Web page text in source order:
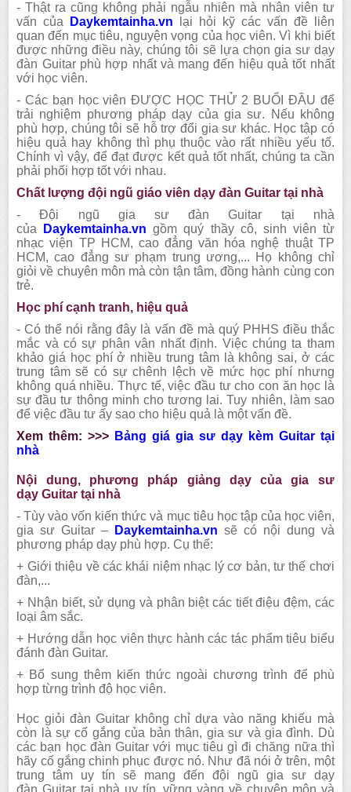
-Thật ra cũng không phải ngẫu nhiên mà nhân viên tư
vấn của
Daykemtainha.vn lại hỏi kỹ các vấn đề liên
quan đến mục tiêu, nguyện vọng của học viên. Vì khi biết
được những điều này, chúng tôi sẽ lựa chọn gia sư dạy
đàn Guitar phù hợp nhất và mang đến hiệu quả tốt nhất
với học viên.
- Các bạn học viên ĐƯỢC HỌC THỬ 2 BUỔI ĐẦU để
trải nghiệm phương pháp dạy của gia sư. Nếu không
phù hợp, chúng tôi sẽ hỗ trợ đổi gia sư khác. Học tập có
hiệu quả hay không thì phụ thuộc vào rất nhiều yếu tố.
Chính vì vậy, để đạt được kết quả tốt nhất, chúng ta cần
phải phối hợp tốt với nhau.
Chất lượng đội ngũ giáo viên dạy đànGuitar tại nhà
-Đội ngũ gia sư đànGuitar tại nhà
của
Daykemtainha.vn gồm quý thầy cô, sinh viên từ
nhạc viện TP HCM, cao đẳng văn hóa nghệ thuật TP
HCM, cao đẳng sư phạm trung ương,... Họ không chỉ
giỏi về chuyên môn mà còn tận tâm, đồng hành cùng con
trẻ.
Học phí cạnh tranh, hiệu quả
-Có thể nói rằng đây là vấn đề mà quý PHHS điều thắc
mắc và có sự phân vân nhất định. Việc chúng ta tham
khảo giá học phí ở nhiều trung tâm là không sai, ở các
trung tâm sẽ có sự chênh lệch về mức học phí nhưng
không quá nhiều. Thực tế, việc đầu tư cho con ăn học là
sự đầu tư thông minh cho tương lai. Tuy nhiên, làm sao
để việc đầu tư ấy sao cho hiệu quả là một vấn đề.
Xem thêm: >>> Bảng giá gia sư dạy kèm Guitartại
nhà
Nội dung, phương pháp giảng dạy của gia sư
dạyGuitar tại nhà
-Tùy vào vốn kiến thức và mục tiêu học tập của học viên,
gia sưGuitar – Daykemtainha.vn sẽ có nội dung và
phương pháp dạy phù hợp. Cụ thể:
+ Giới thiệu về các khái niệm nhạc lý cơ bản, tư thế chơi
đàn,...
+ Nhận biết, sử dụng và phân biệt các tiết điệu đệm, các
loại âm sắc.
+ Hướng dẫn học viên thực hành các tác phẩm tiêu biểu
đánh đànGuitar.
+ Bổ sung thêm kiến thức ngoài chương trình để phù
hợp từng trình độ học viên.
Học giỏi đànGuitar không chỉ dựa vào năng khiếu mà
còn là sự cố gắng của bản thân, gia sư và gia đình. Dù
các bạn học đànGuitar với mục tiêu gì đi chăng nữa thì
hãy cố gắng chinh phục được nó. Như đã nói ở trên, một
trung tâm uy tín sẽ mang đến đội ngũ gia sư dạy